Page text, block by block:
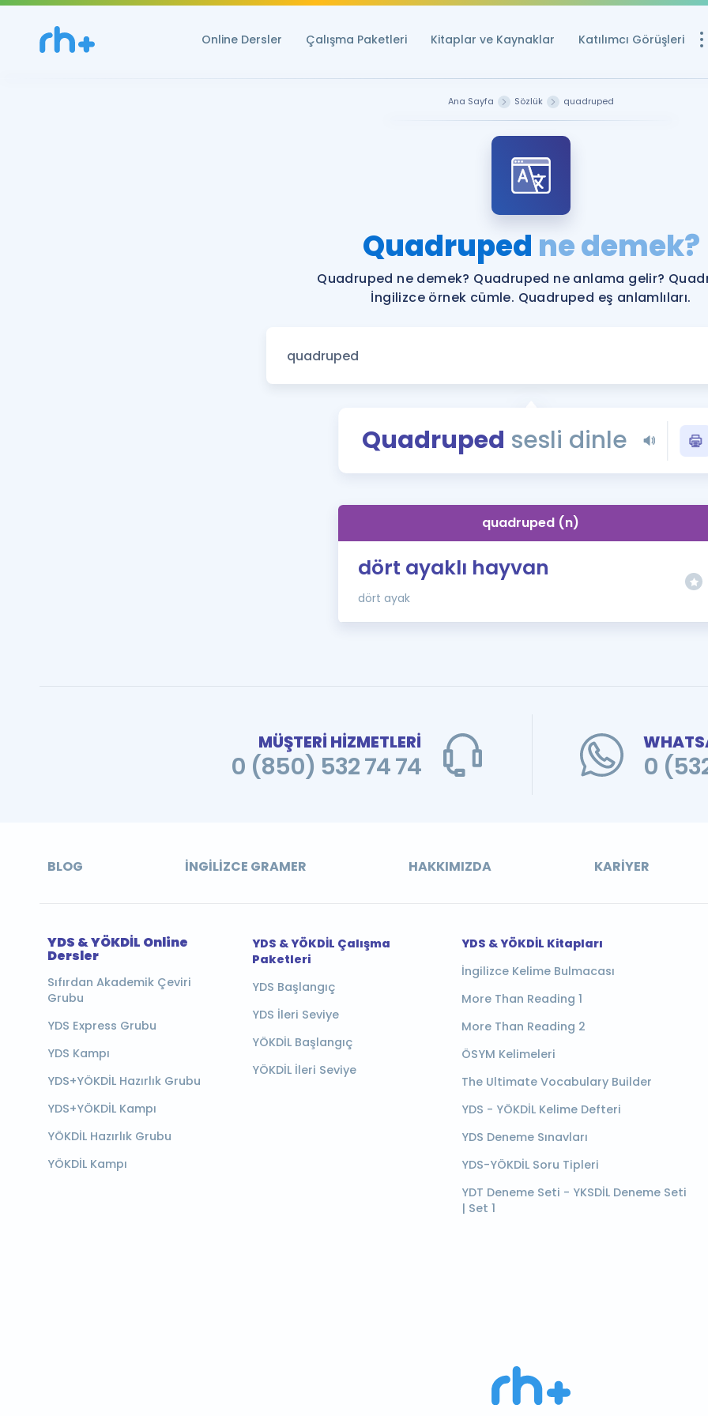
Online Dersler Çalışma Paketleri Kitaplar ve Kaynaklar Katılımcı Görüşleri
Ücretsiz
YDS ve YÖKDİL
YDS ve YÖKDİL'e
Tüm ÖSYM
YDS - YÖKDİL
İngilizce
Ana Sayfa Sözlük quadruped
Quadruped ne demek?
Quadruped ne demek? Quadruped ne anlama gelir?
İngilizce örnek cümle. Quadruped eş anlamlıları.
Quadruped sesli dinle
quadruped (n)
dört ayaklı hayvan
dört ayak
MÜŞTERİ HİZMETLERİ
0 (850) 532 74 74 0
BLOG İNGILIZCE GRAMER HAKKIMIZDA KARIYER
YDS & YÖKDİL Online
Dersler
Sıfırdan Akademik Çeviri
Grubu
YDS Express Grubu
YDS Kampı
YDS+YÖKDİL Hazırlık Grubu
YDS+YÖKDİL Kampı
YÖKDİL Hazırlık Grubu
YÖKDİL Kampı
YDS & YÖKDİL Çalışma
Paketleri
YDS Başlangıç
YDS İleri Seviye
YÖKDİL Başlangıç
YÖKDİL İleri Seviye
YDS & YÖKDİL Kitapları
İngilizce Kelime Bulmacası
More Than Reading 1
More Than Reading 2
ÖSYM Kelimeleri
The Ultimate Vocabulary Builder
YDS - YÖKDİL Kelime Defteri
YDS Deneme Sınavları
YDS-YÖKDİL Soru Tipleri
YDT Deneme Seti - YKSDİL Deneme Seti
| Set 1